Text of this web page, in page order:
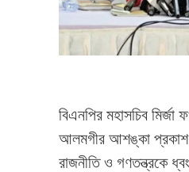
বিএনপির মহাসচিব
আলমগীর আশঙ্কা প্রকাশ
রাজনীতি ও গণতন্ত্রকে